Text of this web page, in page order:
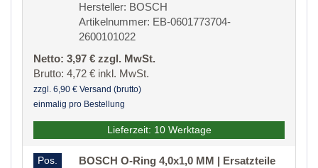
Hersteller: BOSCH
Artikelnummer: EB-0601773704-
2600101022
Netto: 3,97 € zzgl. MwSt.
Brutto: 4,72 € inkl. MwSt.
zzgl. 6,90 € Versand (brutto)
einmalig pro Bestellung
Lieferzeit: 10 Werktage
Pos.
BOSCH O-Ring 4,0x1,0 MM | Ersatzteile